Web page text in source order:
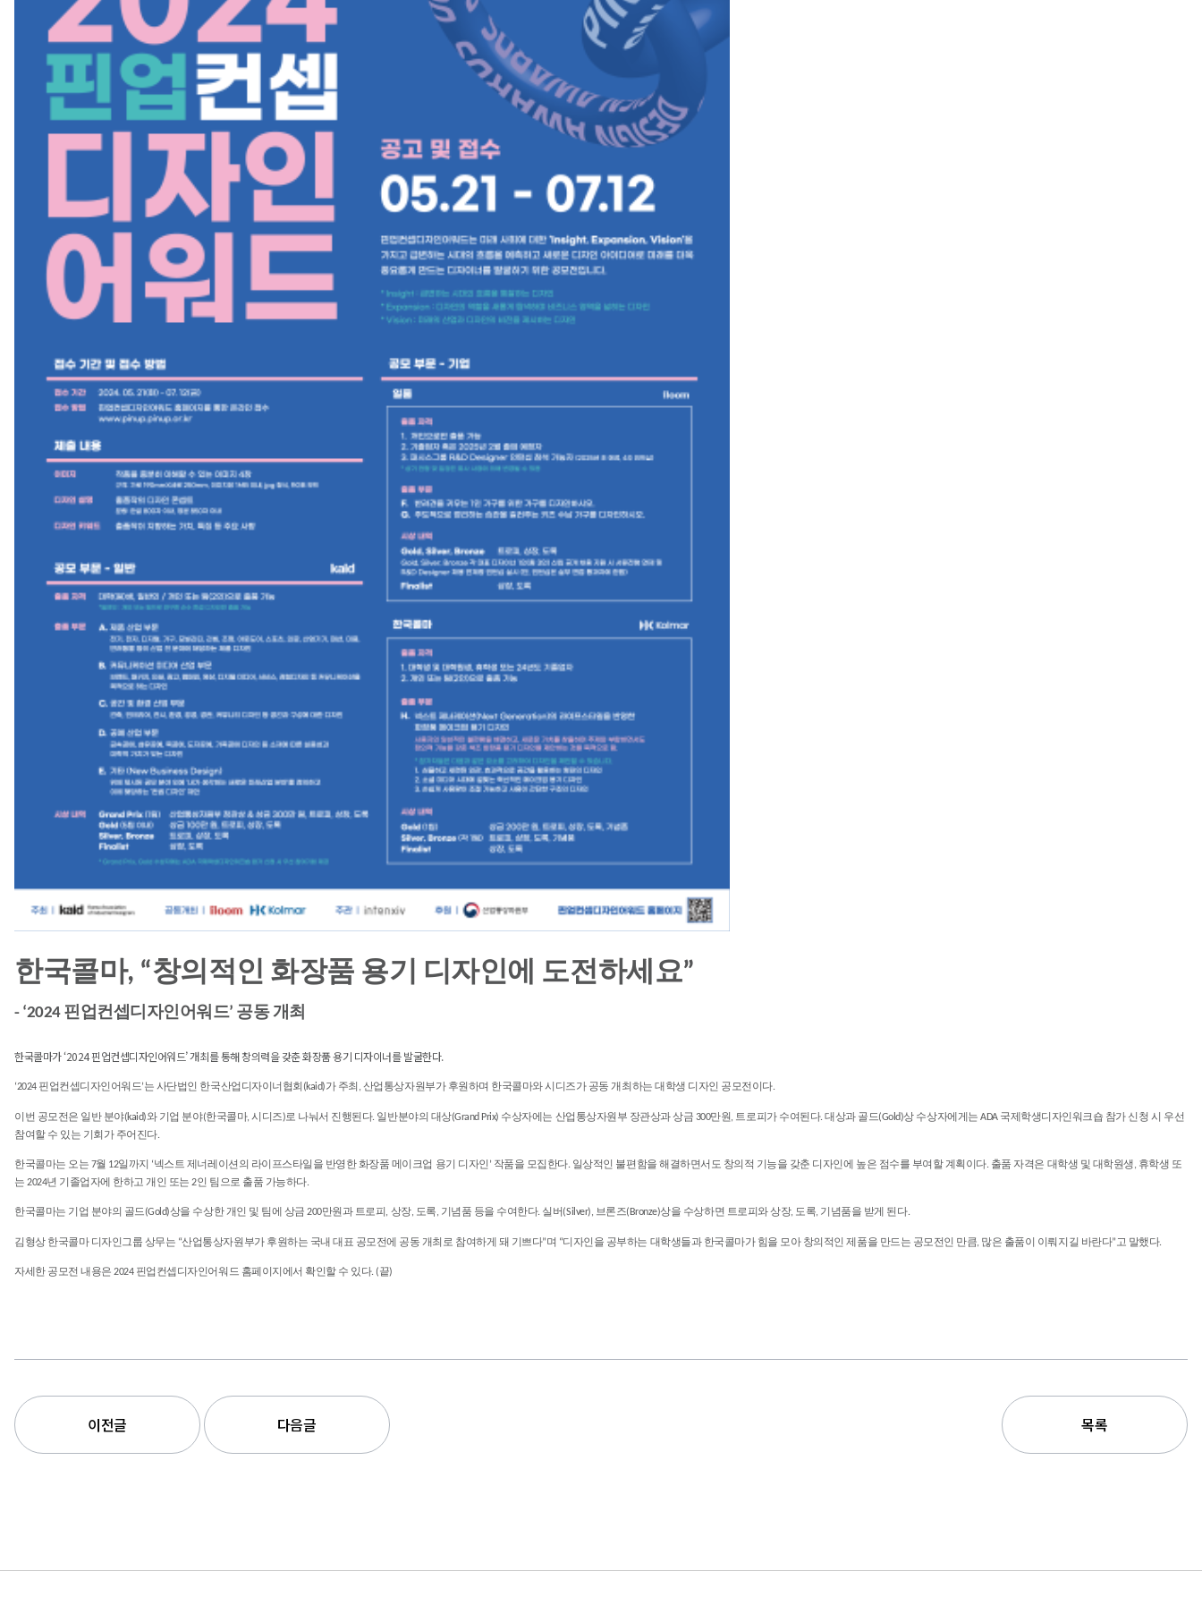
한국콜마, “창의적인 화장품 용기 디자인에 도전하세요”
- ‘2024 핀업컨셉디자인어워드’ 공동 개최
한국콜마가 ‘2024 핀업컨셉디자인어워드’ 개최를 통해 창의력을 갖춘 화장품 용기 디자이너를 발굴한다.
‘2024 핀업컨셉디자인어워드’는 사단법인 한국산업디자이너협회(kaid)가 주최, 산업통상자원부가 후원하며 한국콜마와 시디즈가 공동 개최하는 대학생 디자인 공모전이다.
이번 공모전은 일반 분야(kaid)와 기업 분야(한국콜마, 시디즈)로 나눠서 진행된다. 일반분야의 대상(Grand Prix) 수상자에는 산업통상자원부 장관상과 상금 300만원, 트로피가 수여된다. 대상과 골드(Gold)상 수상자에게는 ADA 국제학생디자인워크숍 참가 신청 시 우선
참여할 수 있는 기회가 주어진다.
한국콜마는 오는 7월 12일까지 ‘넥스트 제너레이션의 라이프스타일을 반영한 화장품 메이크업 용기 디자인’ 작품을 모집한다. 일상적인 불편함을 해결하면서도 창의적 기능을 갖춘 디자인에 높은 점수를 부여할 계획이다. 출품 자격은 대학생 및 대학원생, 휴학생 또
는 2024년 기졸업자에 한하고 개인 또는 2인 팀으로 출품 가능하다.
한국콜마는 기업 분야의 골드(Gold)상을 수상한 개인 및 팀에 상금 200만원과 트로피, 상장, 도록, 기념품 등을 수여한다. 실버(Silver), 브론즈(Bronze)상을 수상하면 트로피와 상장, 도록, 기념품을 받게 된다.
김형상 한국콜마 디자인그룹 상무는 “산업통상자원부가 후원하는 국내 대표 공모전에 공동 개최로 참여하게 돼 기쁘다”며 “디자인을 공부하는 대학생들과 한국콜마가 힘을 모아 창의적인 제품을 만드는 공모전인 만큼, 많은 출품이 이뤄지길 바란다”고 말했다.
자세한 공모전 내용은 2024 핀업컨셉디자인어워드 홈페이지에서 확인할 수 있다. (끝)
이전글 다음글 목록